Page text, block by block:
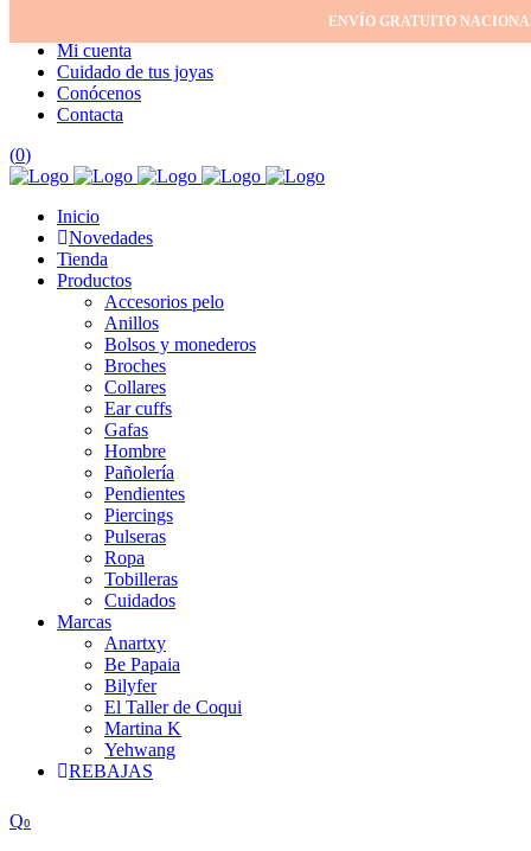
Mi cuenta
Cuidado de tus joyas
Conócenos
Contacta
(0)
Inicio
Novedades
Tienda
Productos
Accesorios pelo
Anillos
Bolsos y monederos
Broches
Collares
Ear cuffs
Gafas
Hombre
Pañolería
Pendientes
Piercings
Pulseras
Ropa
Tobilleras
Cuidados
Marcas
Anartxy
Be Papaia
Bilyfer
El Taller de Coqui
Martina K
Yehwang
REBAJAS
0
ENVÍO GRATUITO